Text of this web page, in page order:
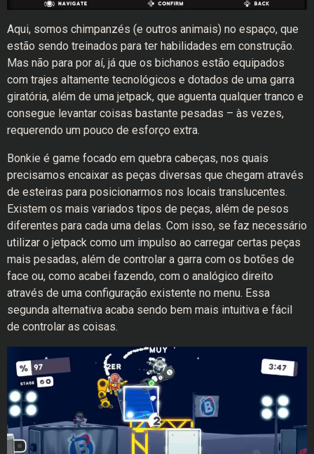
Aqui, somos chimpanzés (e outros animais) no espaço, que
estão sendo treinados para ter habilidades em construção.
Mas não para por aí, já que os bichanos estão equipados
com trajes altamente tecnológicos e dotados de uma garra
giratória, além de uma jetpack, que aguenta qualquer tranco e
consegue levantar coisas bastante pesadas – às vezes,
requerendo um pouco de esforço extra.
Bonkie é game focado em quebra cabeças, nos quais
precisamos encaixar as peças diversas que chegam através
de esteiras para posicionarmos nos locais translucentes.
Existem os mais variados tipos de peças, além de pesos
diferentes para cada uma delas. Com isso, se faz necessário
utilizar o jetpack como um impulso ao carregar certas peças
mais pesadas, além de controlar a garra com os botões de
face ou, como acabei fazendo, com o analógico direito
através de uma configuração existente no menu. Essa
segunda alternativa acaba sendo bem mais intuitiva e fácil
de controlar as coisas.